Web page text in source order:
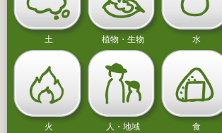
土 植物・生物 水
火 人・地域 食